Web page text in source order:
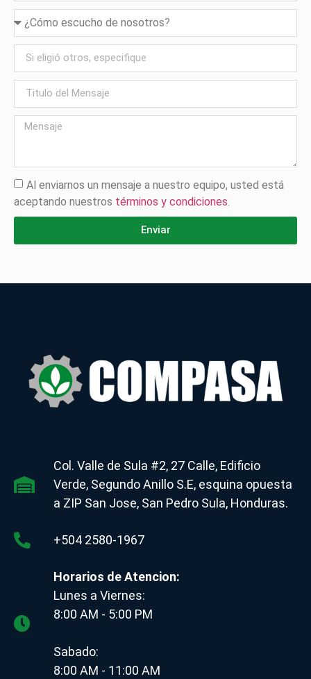
Al enviarnos un mensaje a nuestro equipo, usted está
aceptando nuestros términos y condiciones
Enviar
Col. Valle de Sula #2, 27 Calle, Edificio
Verde, Segundo Anillo S.E, esquina opuesta
a ZIP San Jose, San Pedro Sula, Honduras.
+504 2580-1967
Horarios de Atencion:
Lunes a Viernes:
8:00 AM - 5:00 PM
Sabado:
8:00 AM - 11:00 AM